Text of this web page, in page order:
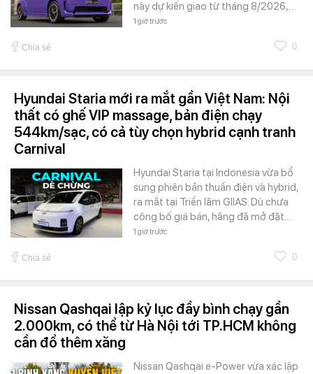
này dự kiến giao từ tháng 8/2026,…
1 giờ trước
Chia sẻ 0
Hyundai Staria mới ra mắt gần Việt Nam: Nội
thất có ghế VIP massage, bản điện chạy
544km/sạc, có cả tùy chọn hybrid cạnh tranh
Carnival
Hyundai Staria tại Indonesia vừa bổ
sung phiên bản thuần điện và hybrid,
ra mắt tại Triển lãm GIIAS. Dù chưa
công bố giá bán, hãng đã mở đặt…
1 giờ trước
Chia sẻ 0
Nissan Qashqai lập kỷ lục đầy bình chạy gần
2.000km, có thể từ Hà Nội tới TP.HCM không
cần đổ thêm xăng
Nissan Qashqai e-Power vừa xác lập